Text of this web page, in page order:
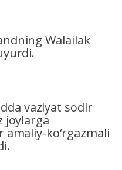
Walailak
vaziyat sodir
joylarga
ko‘rgazmali